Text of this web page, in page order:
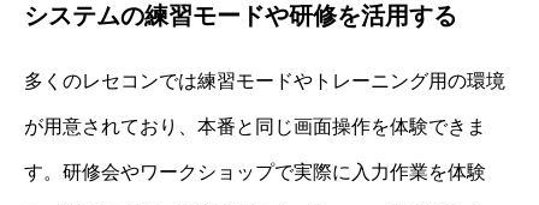
システムの練習モードや研修を活用する
多くのレセコンでは練習モードやトレーニング用の環境
が用意されており、本番と同じ画面操作を体験できま
す。研修会やワークショップで実際に入力作業を体験